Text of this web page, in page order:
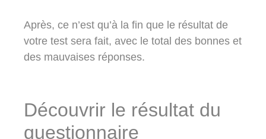
Après, ce n’est qu’à la fin que le résultat de
votre test sera fait, avec le total des bonnes et
des mauvaises réponses.
Découvrir le résultat du
questionnaire